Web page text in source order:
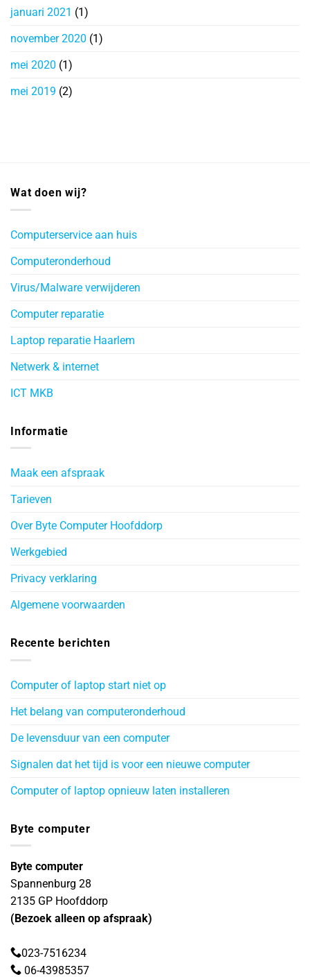
januari 2021 (1)
november 2020 (1)
mei 2020 (1)
mei 2019 (2)
Wat doen wij?
Computerservice aan huis
Computeronderhoud
Virus/Malware verwijderen
Computer reparatie
Laptop reparatie Haarlem
Netwerk & internet
ICT MKB
Informatie
Maak een afspraak
Tarieven
Over Byte Computer Hoofddorp
Werkgebied
Privacy verklaring
Algemene voorwaarden
Recente berichten
Computer of laptop start niet op
Het belang van computeronderhoud
De levensduur van een computer
Signalen dat het tijd is voor een nieuwe computer
Computer of laptop opnieuw laten installeren
Byte computer
Byte computer
Spannenburg 28
2135 GP Hoofddorp
(Bezoek alleen op afspraak)
023-7516234
06-43985357